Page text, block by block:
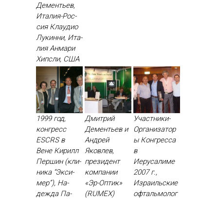
Де­менть­ев,
Ита­лия-Рос­
сия Кла­удио
Лу­кин­ни, Ита­
лия Ан­ма­ри
Хип­сли, США
1999 год,
конгресс
ESCRS в
Вене Ки­рилл
Пер­шин (кли­
ника “Эк­си­
мер”), На­
деж­да Па­
Дмитрий
Дементьев и
Андрей
Яковлев,
президент
компании
«Эр-Оптик»
(RUMEX)
Участники-
Организатор
ы Конгресса
в
Иерусалиме
2007 г.,
Израильские
офтальмолог